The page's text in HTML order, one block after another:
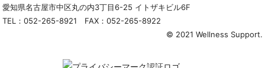
愛知県名古屋市中区丸の内3丁目6-25 イトザキビル6F
TEL：052-265-8921 FAX：052-265-8922
© 2021 Wellness Support.